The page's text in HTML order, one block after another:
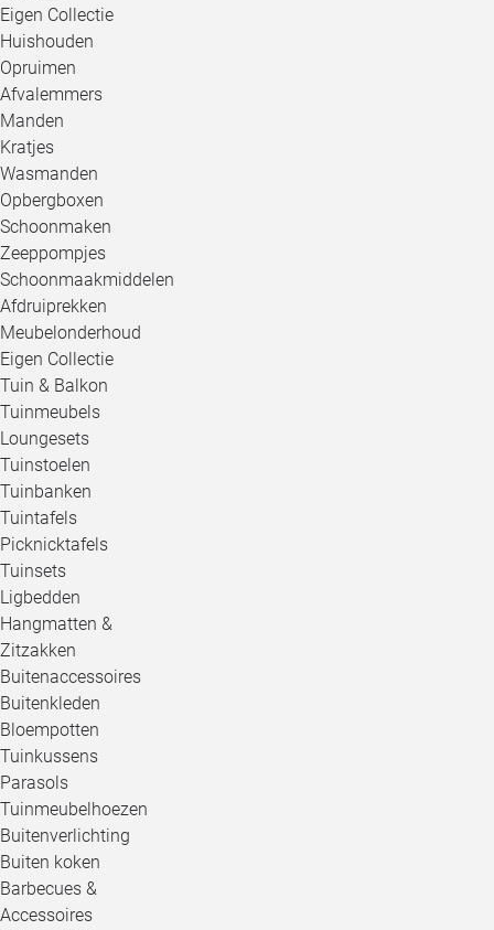
Eigen Collectie
Huishouden
Opruimen
Afvalemmers
Manden
Kratjes
Wasmanden
Opbergboxen
Schoonmaken
Zeeppompjes
Schoonmaakmiddelen
Afdruiprekken
Meubelonderhoud
Eigen Collectie
Tuin & Balkon
Tuinmeubels
Loungesets
Tuinstoelen
Tuinbanken
Tuintafels
Picknicktafels
Tuinsets
Ligbedden
Hangmatten &
Zitzakken
Buitenaccessoires
Buitenkleden
Bloempotten
Tuinkussens
Parasols
Tuinmeubelhoezen
Buitenverlichting
Buiten koken
Barbecues &
Accessoires